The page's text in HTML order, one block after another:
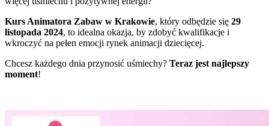
Kurs Animatora Zabaw w Krakowie, który odbędzie się 29
listopada 2024, to idealna okazja, by zdobyć kwalifikacje i
wkroczyć na pełen emocji rynek animacji dziecięcej.
Chcesz każdego dnia przynosić uśmiechy? Teraz jest najlepszy
moment!